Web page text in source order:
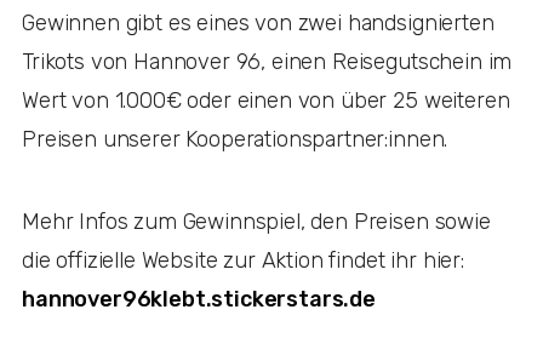
Gewinnen gibt es eines von zwei handsignierten
Trikots von Hannover 96, einen Reisegutschein im
Wert von 1.000€ oder einen von über 25 weiteren
Preisen unserer Kooperationspartner:innen.
Mehr Infos zum Gewinnspiel, den Preisen sowie
die offizielle Website zur Aktion findet ihr hier:
hannover96klebt.stickerstars.de